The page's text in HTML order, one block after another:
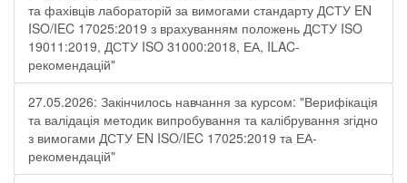
та фахівців лабораторій за вимогами стандарту ДСТУ EN
ISO/IEC 17025:2019 з врахуванням положень ДСТУ ISO
19011:2019, ДСТУ ISO 31000:2018, ЕА, ILAC-
рекомендацій"
27.05.2026: Закінчилось навчання за курсом: "Верифікація
та валідація методик випробування та калібрування згідно
з вимогами ДСТУ EN ISO/IEC 17025:2019 та ЕА-
рекомендацій"